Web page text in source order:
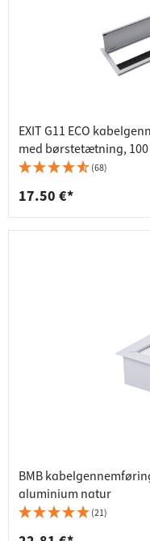
EXIT G11 ECO
med børstetætning, 100
(68)
17.50 €*
BMB
aluminium natur
(21)